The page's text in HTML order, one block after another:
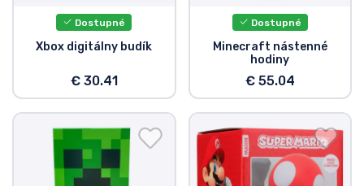
Dostupné
Xbox digitálny budík
€ 30.41
Dostupné
Minecraft nástenné
hodiny
€ 55.04